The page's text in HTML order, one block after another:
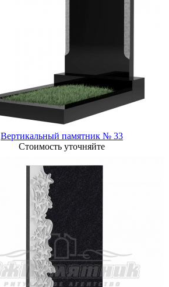
Вертикальный памятник № 33
Стоимость уточняйте